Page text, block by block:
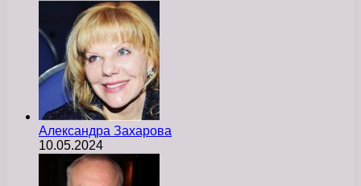
Александра Захарова
10.05.2024